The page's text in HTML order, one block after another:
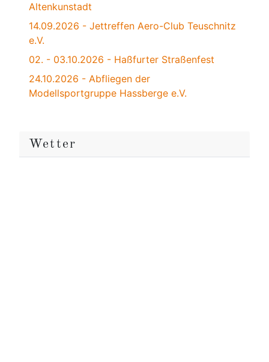
Altenkunstadt
14.09.2026 - Jettreffen Aero-Club Teuschnitz
e.V.
02. - 03.10.2026 - Haßfurter Straßenfest
24.10.2026 - Abfliegen der
Modellsportgruppe Hassberge e.V.
Wetter